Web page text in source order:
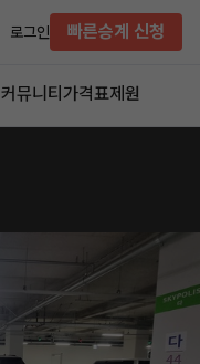
로그인 빠른승계 신청
커뮤니티 가격표제원